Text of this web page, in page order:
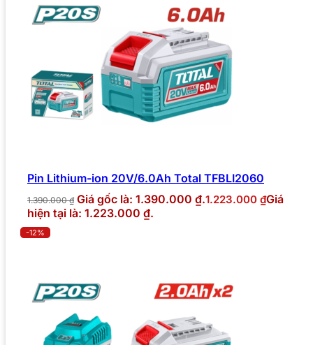
Pin Lithium-ion 20V/6.0Ah Total TFBLI2060
1.390.000₫ Giá gốc là: 1.390.000 ₫.1.223.000 ₫Giá
hiện tại là: 1.223.000 ₫.
-12%